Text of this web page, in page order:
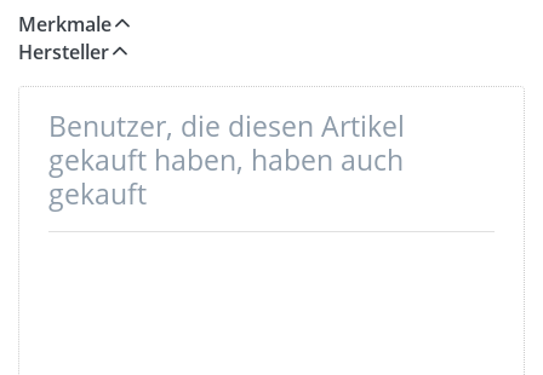
Merkmale
Hersteller
Benutzer, die diesen Artikel
gekauft haben, haben auch
gekauft